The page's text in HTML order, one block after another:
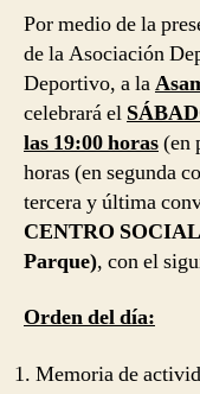
Por medio de la
de la Asociación
Deportivo, a la
celebrará el
las 19:00 horas(en
horas (en segunda
tercera y última
CENTRO
Parque), con el
Orden del día:
Memoria de